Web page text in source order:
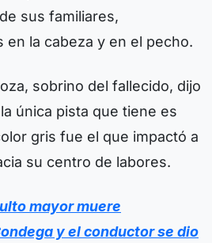
sus familiares,
en la cabeza y en el pecho.
sobrino del fallecido, dijo
única pista que tiene es
gris fue el que impactó a
su centro de labores.
mayor muere
y el conductor se dio